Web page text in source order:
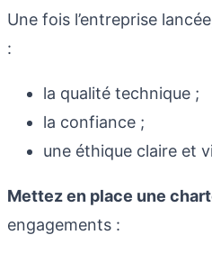
Une fois l’entreprise
:
la qualité technique ;
la confiance ;
une éthique claire et
Mettez en place une
engagements :